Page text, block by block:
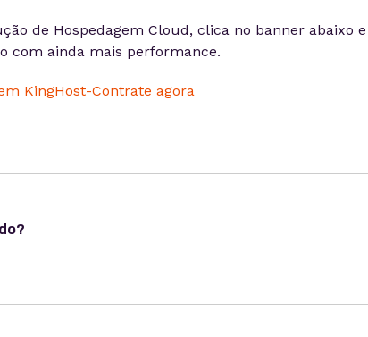
de Hospedagem Cloud, clica no banner abaixo e
com ainda mais performance.